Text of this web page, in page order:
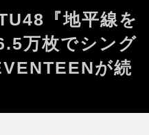
『地平線を
万枚でシング
が続